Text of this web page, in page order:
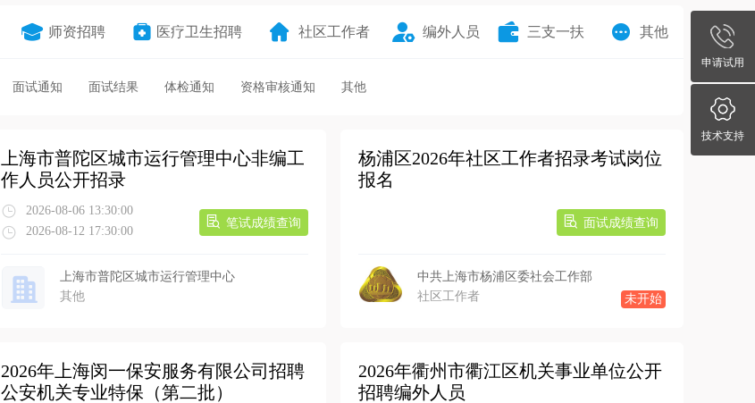
申请试用
技术支持
师资招聘 医疗卫生招聘 社区工作者 编外人员 三支一扶 其他
面试通知 面试结果 体检通知 资格审核通知 其他
上海市普陀区城市运行管理中心非编工
作人员公开招录
2026-08-06 13:30:00
2026-08-12 17:30:00
笔试成绩查询
上海市普陀区城市运行管理中心
其他
杨浦区2026年社区工作者招录考试岗位
报名
面试成绩查询
中共上海市杨浦区委社会工作部
未开始
社区工作者
2026年上海闵一保安服务有限公司招聘
公安机关专业特保（第二批）
2026年衢州市衢江区机关事业单位公开
招聘编外人员